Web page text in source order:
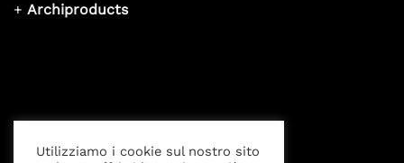
+ Archiproducts
Utilizziamo i cookie sul nostro sito